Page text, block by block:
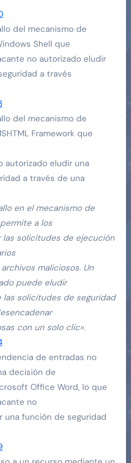
del mecanismo de
Shell que
no autorizado eludir
a través
del mecanismo de
Framework que
autorizado eludir una
a través de una
en el mecanismo de
a los
las solicitudes de ejecución
maliciosos. Un
puede eludir
las solicitudes de seguridad
con un solo clic».
de entradas no
decisión de
Office Word, lo que
no
una función de seguridad